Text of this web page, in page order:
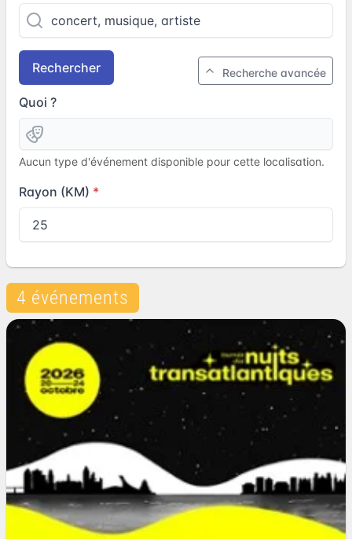
Rechercher Recherche avancée
Quoi ?
Aucun type d'événement disponible pour cette localisation.
Rayon (KM)
4 événements